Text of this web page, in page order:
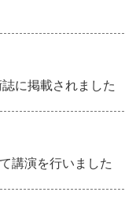
に掲載されました
講演を行いました